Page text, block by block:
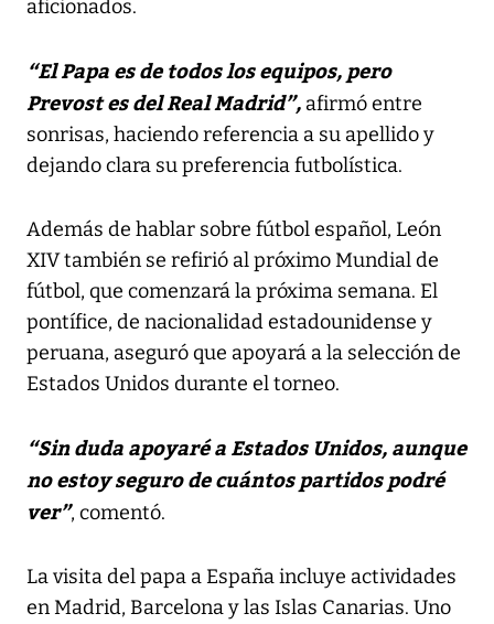
aficionados.
“El Papa es de todos los equipos, pero
Prevost es del Real Madrid”, afirmó entre
sonrisas, haciendo referencia a su apellido y
dejando clara su preferencia futbolística.
Además de hablar sobre fútbol español, León
XIV también se refirió al próximo Mundial de
fútbol, que comenzará la próxima semana. El
pontífice, de nacionalidad estadounidense y
peruana, aseguró que apoyará a la selección de
Estados Unidos durante el torneo.
“Sin duda apoyaré a Estados Unidos, aunque
no estoy seguro de cuántos partidos podré
ver”, comentó.
La visita del papa a España incluye actividades
en Madrid, Barcelona y las Islas Canarias. Uno